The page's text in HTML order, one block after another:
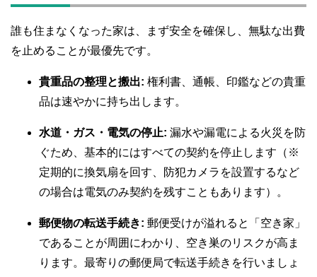
誰も住まなくなった家は、まず安全を確保し、無駄な出費
を止めることが最優先です。
貴重品の整理と搬出: 権利書、通帳、印鑑などの貴重
品は速やかに持ち出します。
水道・ガス・電気の停止: 漏水や漏電による火災を防
ぐため、基本的にはすべての契約を停止します（※
定期的に換気扇を回す、防犯カメラを設置するなど
の場合は電気のみ契約を残すこともあります）。
郵便物の転送手続き: 郵便受けが溢れると「空き家」
であることが周囲にわかり、空き巣のリスクが高ま
ります。最寄りの郵便局で転送手続きを行いましょ